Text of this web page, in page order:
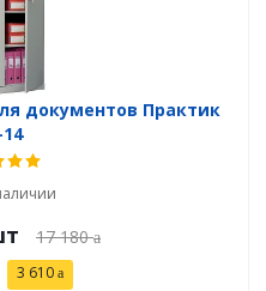
документов Практик
17 180
3 610